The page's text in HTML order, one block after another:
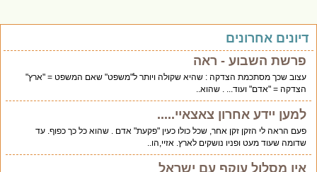
אחרונים
פרשת השבוע - ראה
עצוב שכך מסתכמת הצדקה : שהיא שקולה ויותר ל"משפט" שאם המשפט = "ארץ"
הצדקה = "אדם" ועוד... . שהוא..
למען יידע אחרון צאצאיי.....
פעם הראה לי הזקן זקן אחר, שכל כולו כעין "פקעת" אדם . שהוא כל כך כפוף. עד
שדומה שעוד מעט ופניו נושקים לארץ. אזיי,הו..
אין מסלול עוקף עם ישראל